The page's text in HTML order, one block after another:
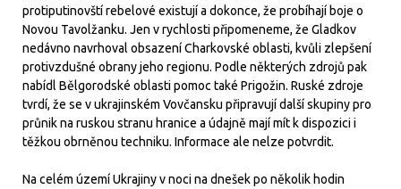
protiputinovští rebelové existují a dokonce, že probíhají boje o
Novou Tavolžanku. Jen v rychlosti připomeneme, že Gladkov
nedávno navrhoval obsazení Charkovské oblasti, kvůli zlepšení
protivzdušné obrany jeho regionu. Podle některých zdrojů pak
nabídl Bělgorodské oblasti pomoc také Prigožin. Ruské zdroje
tvrdí, že se v ukrajinském Vovčansku připravují další skupiny pro
průnik na ruskou stranu hranice a údajně mají mít k dispozici i
těžkou obrněnou techniku. Informace ale nelze potvrdit.
Na celém území Ukrajiny v noci na dnešek po několik hodin